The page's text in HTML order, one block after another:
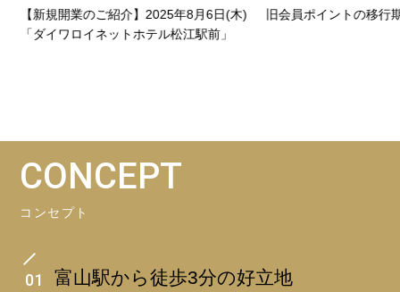
【新規開業のご紹介】2025年8月6日(木)
「ダイワロイネットホテル松江駅前」
旧会員ポイントの移行
CONCEPT
コンセプト
01 富山駅から徒歩3分の好立地